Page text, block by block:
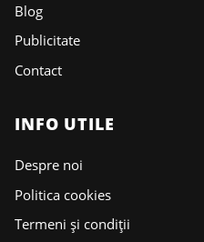
Blog
Publicitate
Contact
INFO UTILE
Despre noi
Politica cookies
Termeni și condiții